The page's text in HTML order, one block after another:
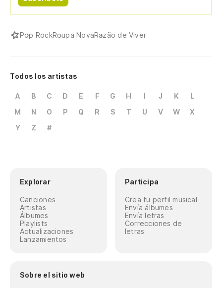
Pop RockRoupa NovaRazão de Viver
Todos los artistas
A B C D E F G H I J K
L
M
N O P Q R S T U V W
X
Y
Z #
Explorar
Canciones
Artistas
Álbumes
Playlists
Actualizaciones
Lanzamientos
Participa
Crea tu perfil musical
Envía álbumes
Envía letras
Correcciones de
letras
Sobre el sitio web